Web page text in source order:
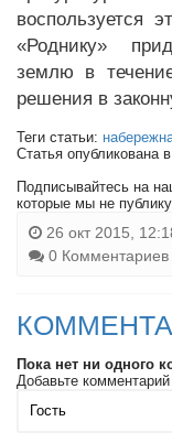
воспользуется
«Роднику»
землю в
решения в
Теги статьи:
Статья опубликована
Подписывайтесь на
которые мы не
26 окт 2015,
0 Комментариев
Пока нет ни одного
Добавьте